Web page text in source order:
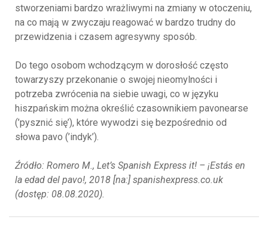
stworzeniami bardzo wrażliwymi na zmiany w otoczeniu,
na co mają w zwyczaju reagować w bardzo trudny do
przewidzenia i czasem agresywny sposób.
Do tego osobom wchodzącym w dorosłość często
towarzyszy przekonanie o swojej nieomylności i
potrzeba zwrócenia na siebie uwagi, co w języku
hiszpańskim można określić czasownikiem pavonearse
(’pysznić się’), które wywodzi się bezpośrednio od
słowa pavo (’indyk’).
Źródło: Romero M., Let’s Spanish Express it! – ¡Estás en
la edad del pavo!, 2018 [na:] spanishexpress.co.uk
(dostęp: 08.08.2020).